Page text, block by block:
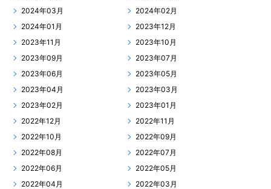
2024年03月
2024年02月
2024年01月
2023年12月
2023年11月
2023年10月
2023年09月
2023年07月
2023年06月
2023年05月
2023年04月
2023年03月
2023年02月
2023年01月
2022年12月
2022年11月
2022年10月
2022年09月
2022年08月
2022年07月
2022年06月
2022年05月
2022年04月
2022年03月